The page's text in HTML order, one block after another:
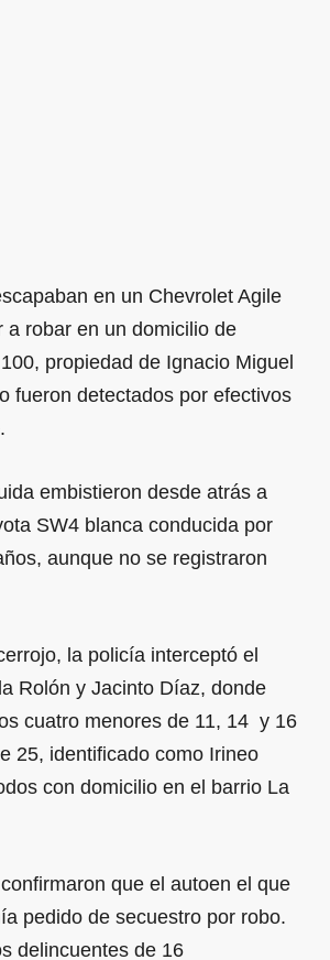
en un Chevrolet Agile
a robar en un domicilio de
propiedad de Ignacio Miguel
fueron detectados por efectivos
embistieron desde atrás a
SW4 blanca conducida por
aunque no se registraron
la policía interceptó el
Rolón y Jacinto Díaz, donde
cuatro menores de 11, 14 y 16
25, identificado como Irineo
con domicilio en el barrio La
que el autoen el que
pedido de secuestro por robo.
delincuentes de 16